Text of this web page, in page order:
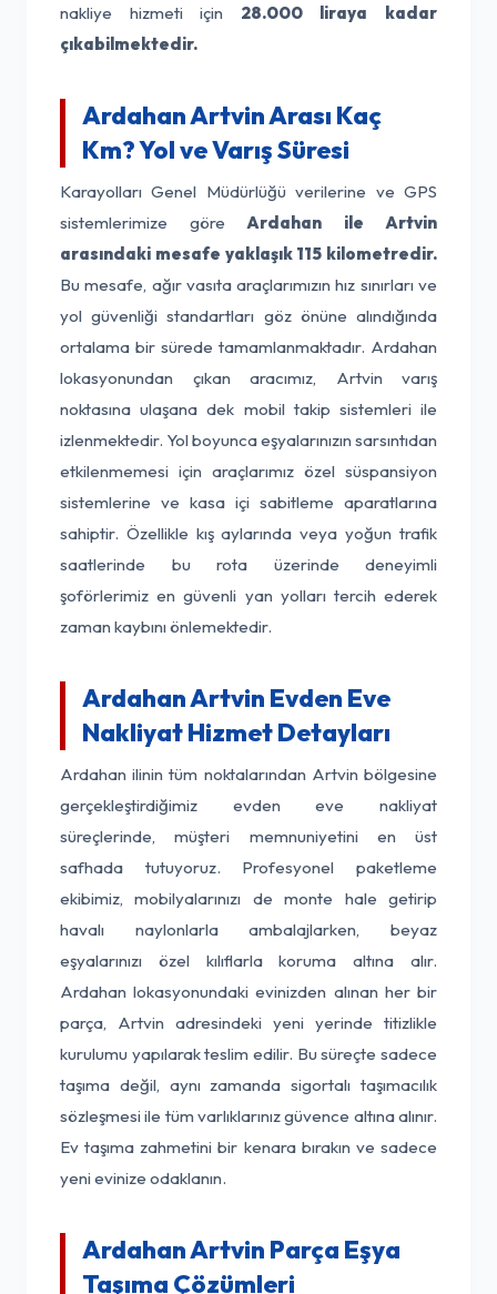
nakliye hizmeti için 28.000 liraya kadar
çıkabilmektedir.
Ardahan Artvin Arası Kaç
Km? Yol ve Varış Süresi
Karayolları Genel Müdürlüğü verilerine ve GPS
sistemlerimize göre Ardahan ile Artvin
arasındaki mesafe yaklaşık 115 kilometredir.
Bu mesafe, ağır vasıta araçlarımızın hız sınırları ve
yol güvenliği standartları göz önüne alındığında
ortalama bir sürede tamamlanmaktadır. Ardahan
lokasyonundan çıkan aracımız, Artvin varış
noktasına ulaşana dek mobil takip sistemleri ile
izlenmektedir. Yol boyunca eşyalarınızın sarsıntıdan
etkilenmemesi için araçlarımız özel süspansiyon
sistemlerine ve kasa içi sabitleme aparatlarına
sahiptir. Özellikle kış aylarında veya yoğun trafik
saatlerinde bu rota üzerinde deneyimli
şoförlerimiz en güvenli yan yolları tercih ederek
zaman kaybını önlemektedir.
Ardahan Artvin Evden Eve
Nakliyat Hizmet Detayları
Ardahan ilinin tüm noktalarından Artvin bölgesine
gerçekleştirdiğimiz evden eve nakliyat
süreçlerinde, müşteri memnuniyetini en üst
safhada tutuyoruz. Profesyonel paketleme
ekibimiz, mobilyalarınızı de monte hale getirip
havalı naylonlarla ambalajlarken, beyaz
eşyalarınızı özel kılıflarla koruma altına alır.
Ardahan lokasyonundaki evinizden alınan her bir
parça, Artvin adresindeki yeni yerinde titizlikle
kurulumu yapılarak teslim edilir. Bu süreçte sadece
taşıma değil, aynı zamanda sigortalı taşımacılık
sözleşmesi ile tüm varlıklarınız güvence altına alınır.
Ev taşıma zahmetini bir kenara bırakın ve sadece
yeni evinize odaklanın.
Ardahan Artvin Parça Eşya
Taşıma Çözümleri